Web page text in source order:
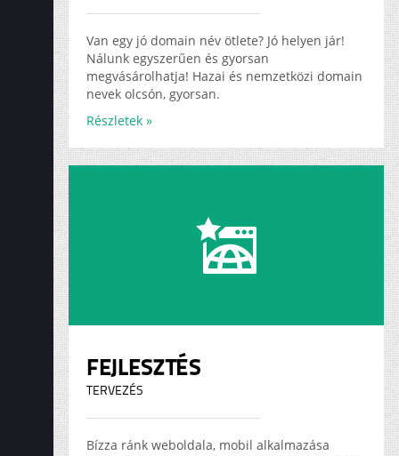
Van egy jó domain név ötlete? Jó helyen jár!
Nálunk egyszerűen és gyorsan
megvásárolhatja! Hazai és nemzetközi domain
nevek olcsón, gyorsan.
Részletek »
FEJLESZTÉS
TERVEZÉS
Bízza ránk weboldala, mobil alkalmazása